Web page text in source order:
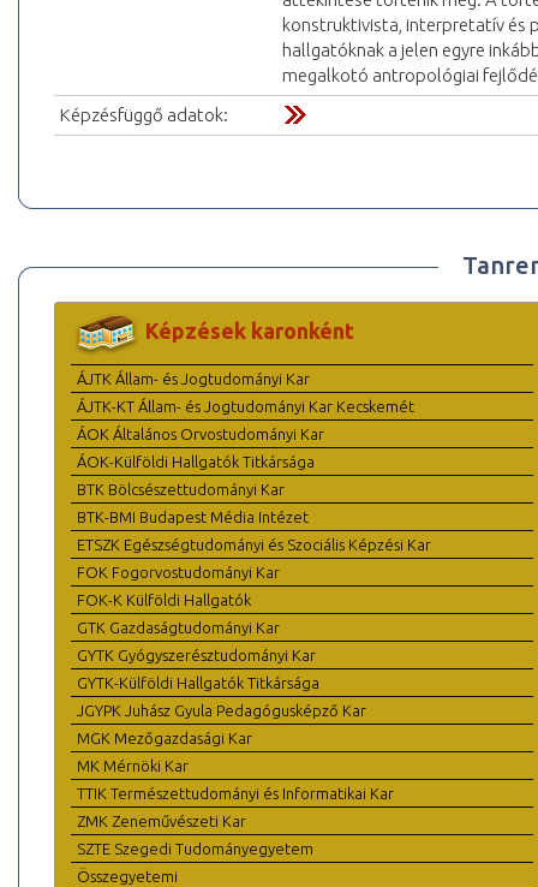
konstruktivista, interpretatív és
hallgatóknak a jelen egyre
megalkotó antropológiai
Képzésfüggő adatok:
Képzések karonként
ÁJTK Állam- és Jogtudományi Kar
ÁJTK-KT Állam- és Jogtudományi Kar Kecskemét
ÁOK Általános Orvostudományi Kar
ÁOK-Külföldi Hallgatók Titkársága
BTK Bölcsészettudományi Kar
BTK-BMI Budapest Média Intézet
ETSZK Egészségtudományi és Szociális Képzési Kar
FOK Fogorvostudományi Kar
FOK-K Külföldi Hallgatók
GTK Gazdaságtudományi Kar
GYTK Gyógyszerésztudományi Kar
GYTK-Külföldi Hallgatók Titkársága
JGYPK Juhász Gyula Pedagógusképző Kar
MGK Mezőgazdasági Kar
MK Mérnöki Kar
TTIK Természettudományi és Informatikai Kar
ZMK Zeneművészeti Kar
SZTE Szegedi Tudományegyetem
Összegyetemi